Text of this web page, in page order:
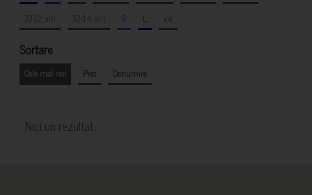
10-12 ani
12-14 ani S L xxl
Sortare
Cele mai noi Pret Denumire
Nici un rezultat